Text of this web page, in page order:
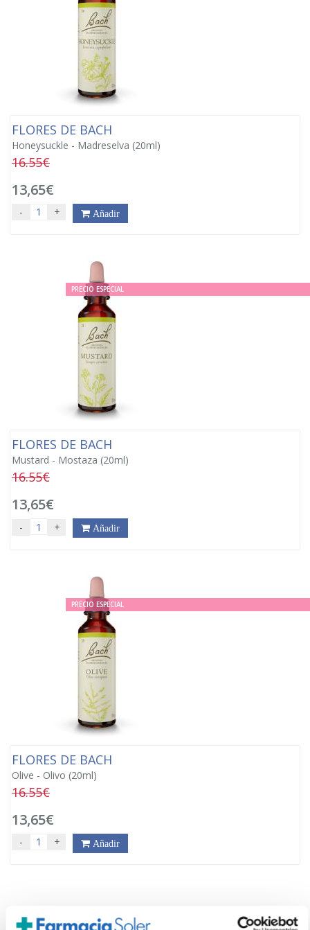
FLORES DE BACH
Honeysuckle - Madreselva (20ml)
16.55€
13,65€
- + Añadir
PRECIO ESPECIAL
FLORES DE BACH
Mustard - Mostaza (20ml)
16.55€
13,65€
- + Añadir
PRECIO ESPECIAL
FLORES DE BACH
Olive - Olivo (20ml)
16.55€
13,65€
- + Añadir